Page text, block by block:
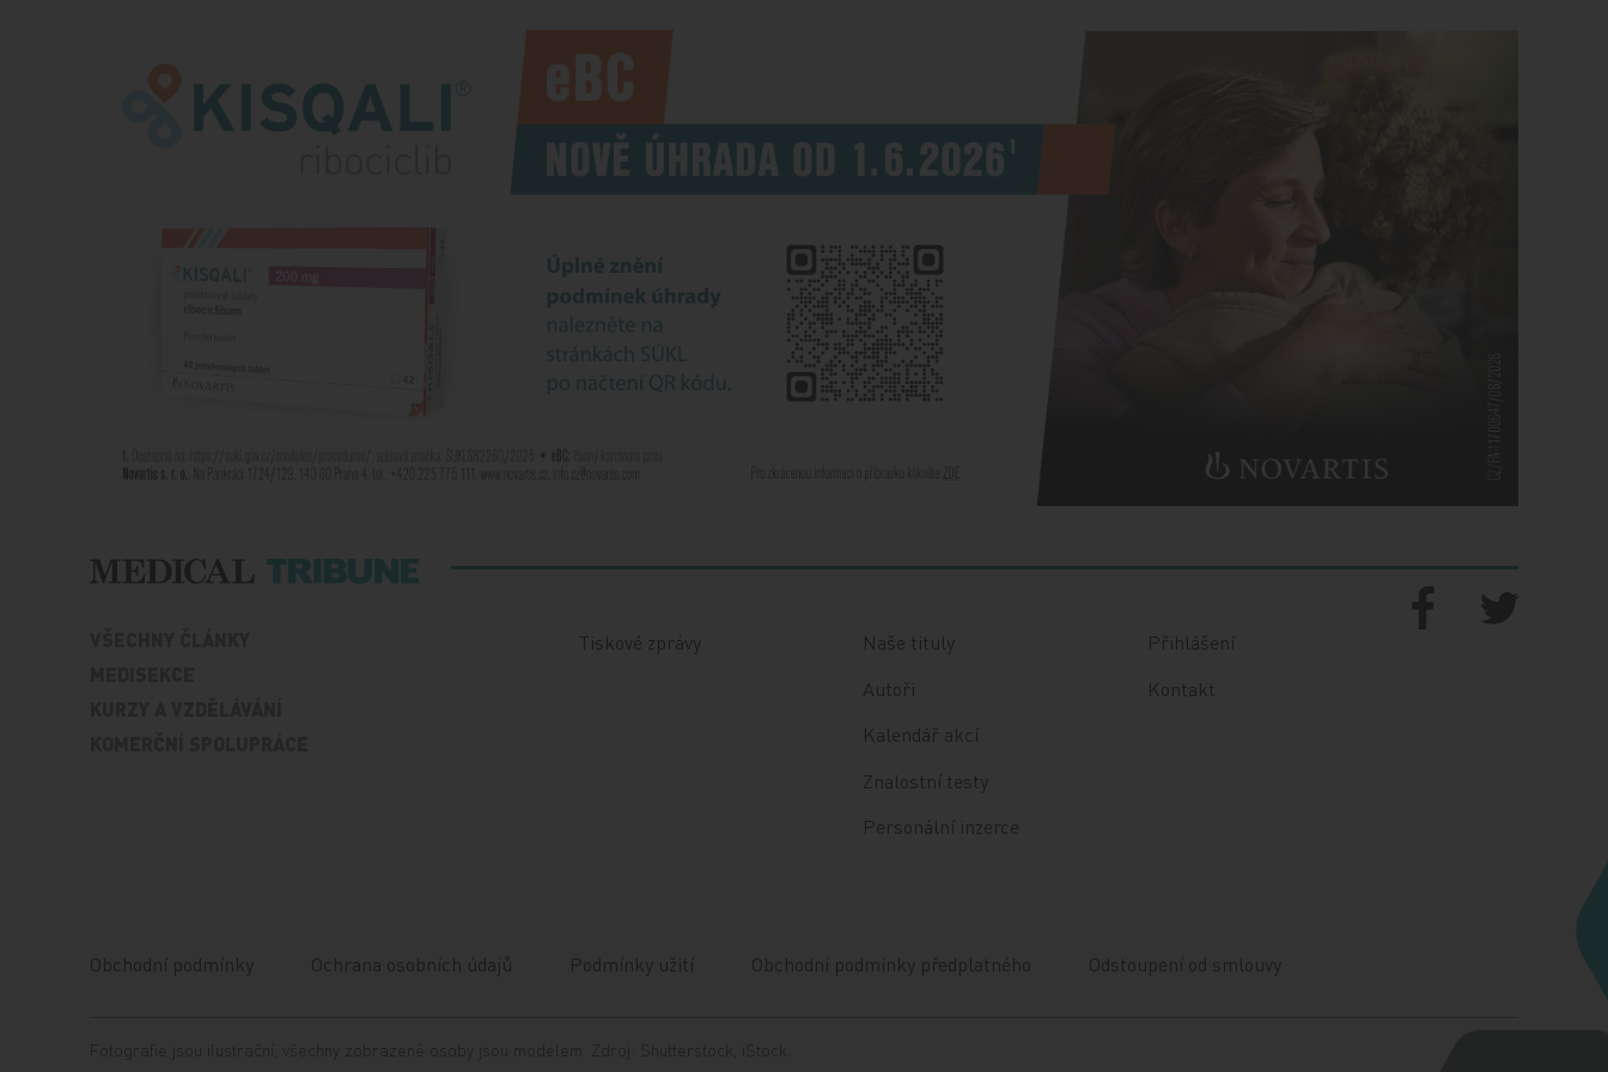
Tiskové zprávy
Naše tituly
Autoři
Kalendář akcí
Znalostní testy
Personální inzerce
Přihlášení
Kontakt
Obchodní podmínky Ochrana osobních údajů Podmínky užití Obchodní podmínky předplatného Odstoupení od smlouvy
Fotografie jsou ilustrační, všechny zobrazené osoby jsou modelem. Zdroj: Shutterstock, iStock.